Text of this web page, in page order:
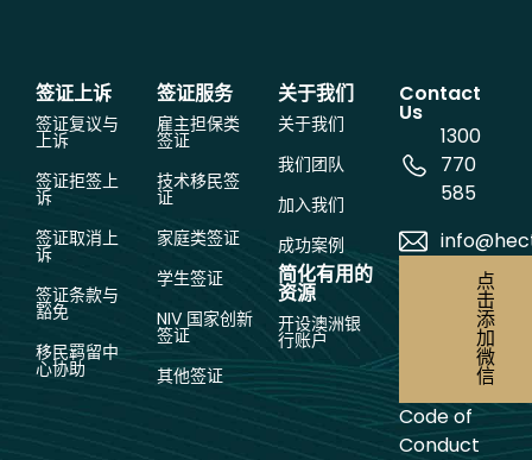
签证上诉
签证复议与
上诉
签证拒签上
诉
签证取消上
诉
签证条款与
豁免
移民羁留中
心协助
签证服务
雇主担保类
签证
技术移民签
证
家庭类签证
学生签证
NIV 国家创新
签证
其他签证
关于我们
关于我们
我们团队
加入我们
成功案例
简化有用的
资源
开设澳洲银
行账户
Contact
Us
1300
770
585
点
击
添
加
微
信
Code of
Conduct